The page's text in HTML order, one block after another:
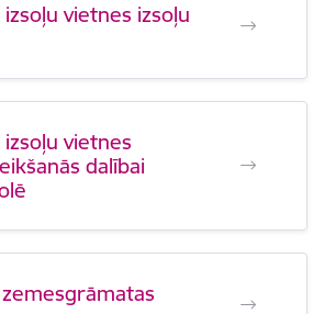
vietnes izsoļu
vietnes
dalībai